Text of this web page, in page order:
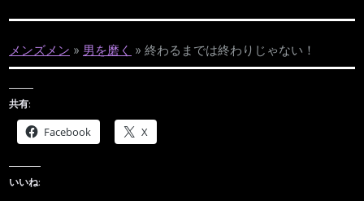
メンズメン » 男を磨く » 終わるまでは終わりじゃない！
共有:
Facebook X
いいね: